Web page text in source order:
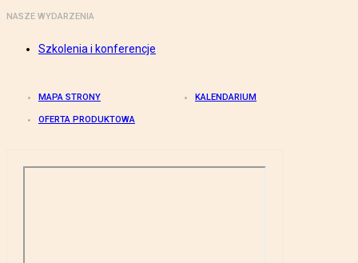
NASZE WYDARZENIA
Szkolenia i konferencje
MAPA STRONY KALENDARIUM
OFERTA PRODUKTOWA